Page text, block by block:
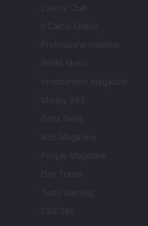
Luxury Club
Il Calcio Online
Professione mamma
World Music
Investimenti Magazine
Money 365
Zona Nerd
B2B Magazine
People Magazine
Day Travel
Tutto Gaming
ESG 365